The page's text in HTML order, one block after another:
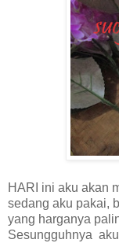
HARI ini aku akan
sedang aku pakai,
yang harganya
Sesungguhnya